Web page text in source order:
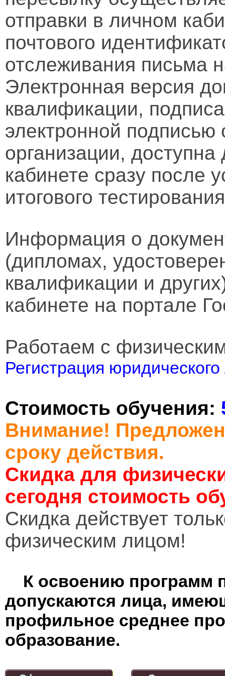
отправки в личном
почтового
отслеживания письма
Электронная версия
квалификации,
электронной подписью
организации,
кабинете сразу после
итогового
Информация о
(дипломах,
квалификации и
кабинете на портале
Работаем с
Регистрация
Стоимость обучения:
Внимание!
сроку действия.
Скидка для
сегодня стоимость
Cкидка действует
физическим лицом!
К освоению программ
допускаются лица,
профильное среднее
образование.